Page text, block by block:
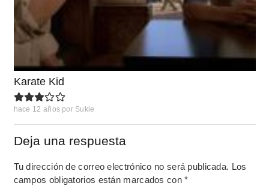
Karate Kid
hace 12 años por Sukie
Deja una respuesta
Tu dirección de correo electrónico no será publicada. Los
campos obligatorios están marcados con*